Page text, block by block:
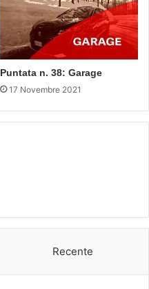
Puntata n. 38: Garage
17 Novembre 2021
Recente